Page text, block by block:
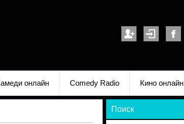
онлайн Comedy Radio Кино онлайн
Поиск